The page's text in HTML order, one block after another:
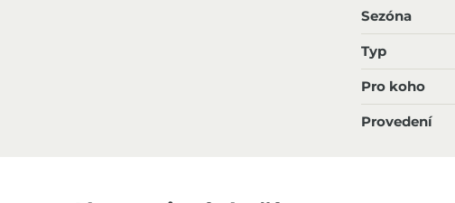
Sezóna
Typ
Pro koho
Provedení